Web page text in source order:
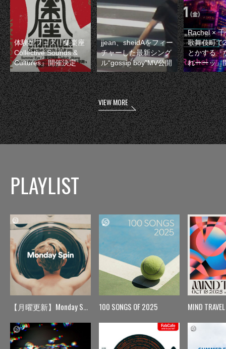
体験型フェス『集楽座
Collective Sounds &
Cultures』開催決定
jjean、sheidAをフィー
チャーした最新シング
ル“gossip boy”MV公開
Rachel ×
歌舞伎町で
とかする『
れーーッ』
VIEW MORE
PLAYLIST
【月曜更新】Monday Spin 100 SONGS OF 2025 MIND TRAVEL